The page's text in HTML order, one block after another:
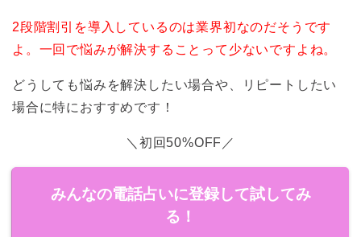
2段階割引を導入しているのは業界初なのだそうです
よ。一回で悩みが解決することって少ないですよね。
どうしても悩みを解決したい場合や、リピートしたい
場合に特におすすめです！
＼初回50%OFF／
みんなの電話占いに登録して試してみ
る！